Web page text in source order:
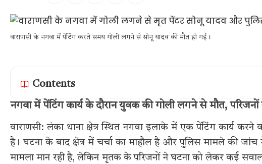
वाराणसी के नगवा में पेंटिंग करते समय गोली लगने से सोनू यादव की मौत हो गई।
Contents
नगवा में पेंटिंग कार्य के दौरान युवक की गोली लगने से मौत,
वाराणसी: लंका थाना क्षेत्र स्थित नगवा इलाके में एक पेंटिंग कार्य
है। घटना के बाद क्षेत्र में चर्चा का माहौल है और पुलिस मामले की
मामला मान रही है, लेकिन मृतक के परिजनों ने घटना को लेकर कई